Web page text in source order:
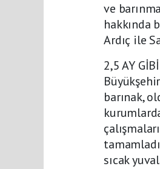
ve
hakkında
Ardıç ile
2,5 AY
barınak,
sıcak